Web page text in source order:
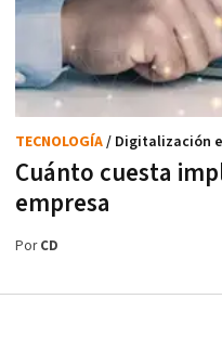
Cuánto cuesta
empresa
TECNOLOGÍA/ Digitalización
PorCD